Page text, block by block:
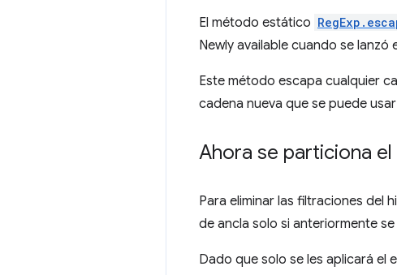
El método estático
Newly available cuando se lanzó
Este método escapa cualquier
cadena nueva que se puede
Ahora se particiona
Para eliminar las filtraciones del
de ancla solo si anteriormente
Dado que solo se les aplicará el